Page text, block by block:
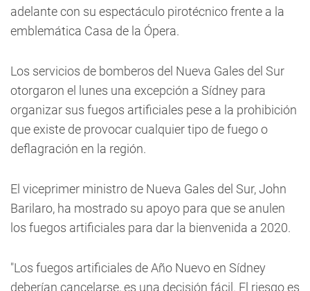
adelante con su espectáculo pirotécnico frente a la
emblemática Casa de la Ópera.
Los servicios de bomberos del Nueva Gales del Sur
otorgaron el lunes una excepción a Sídney para
organizar sus fuegos artificiales pese a la prohibición
que existe de provocar cualquier tipo de fuego o
deflagración en la región.
El viceprimer ministro de Nueva Gales del Sur, John
Barilaro, ha mostrado su apoyo para que se anulen
los fuegos artificiales para dar la bienvenida a 2020.
"Los fuegos artificiales de Año Nuevo en Sídney
deberían cancelarse, es una decisión fácil. El riesgo es